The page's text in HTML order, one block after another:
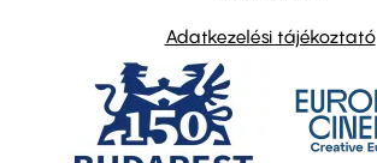
Adatkezelési tájékoztató